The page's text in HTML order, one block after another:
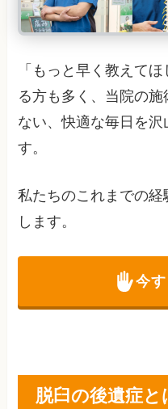
「もっと早く教えて
る方も多く、当院の
ない、快適な毎日を
す。
私たちのこれまでの経
します。
今
脱臼の後遺症と